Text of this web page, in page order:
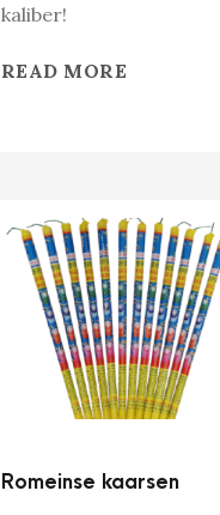
kaliber!
READ MORE
Romeinse kaarsen